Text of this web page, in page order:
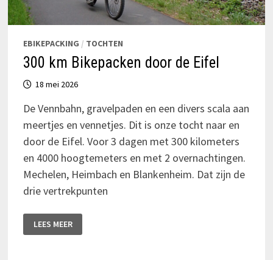
EBIKEPACKING / TOCHTEN
300 km Bikepacken door de Eifel
18 mei 2026
De Vennbahn, gravelpaden en een divers scala aan
meertjes en vennetjes. Dit is onze tocht naar en
door de Eifel. Voor 3 dagen met 300 kilometers
en 4000 hoogtemeters en met 2 overnachtingen.
Mechelen, Heimbach en Blankenheim. Dat zijn de
drie vertrekpunten
KM
BIKEPACKEN
LEES MEER